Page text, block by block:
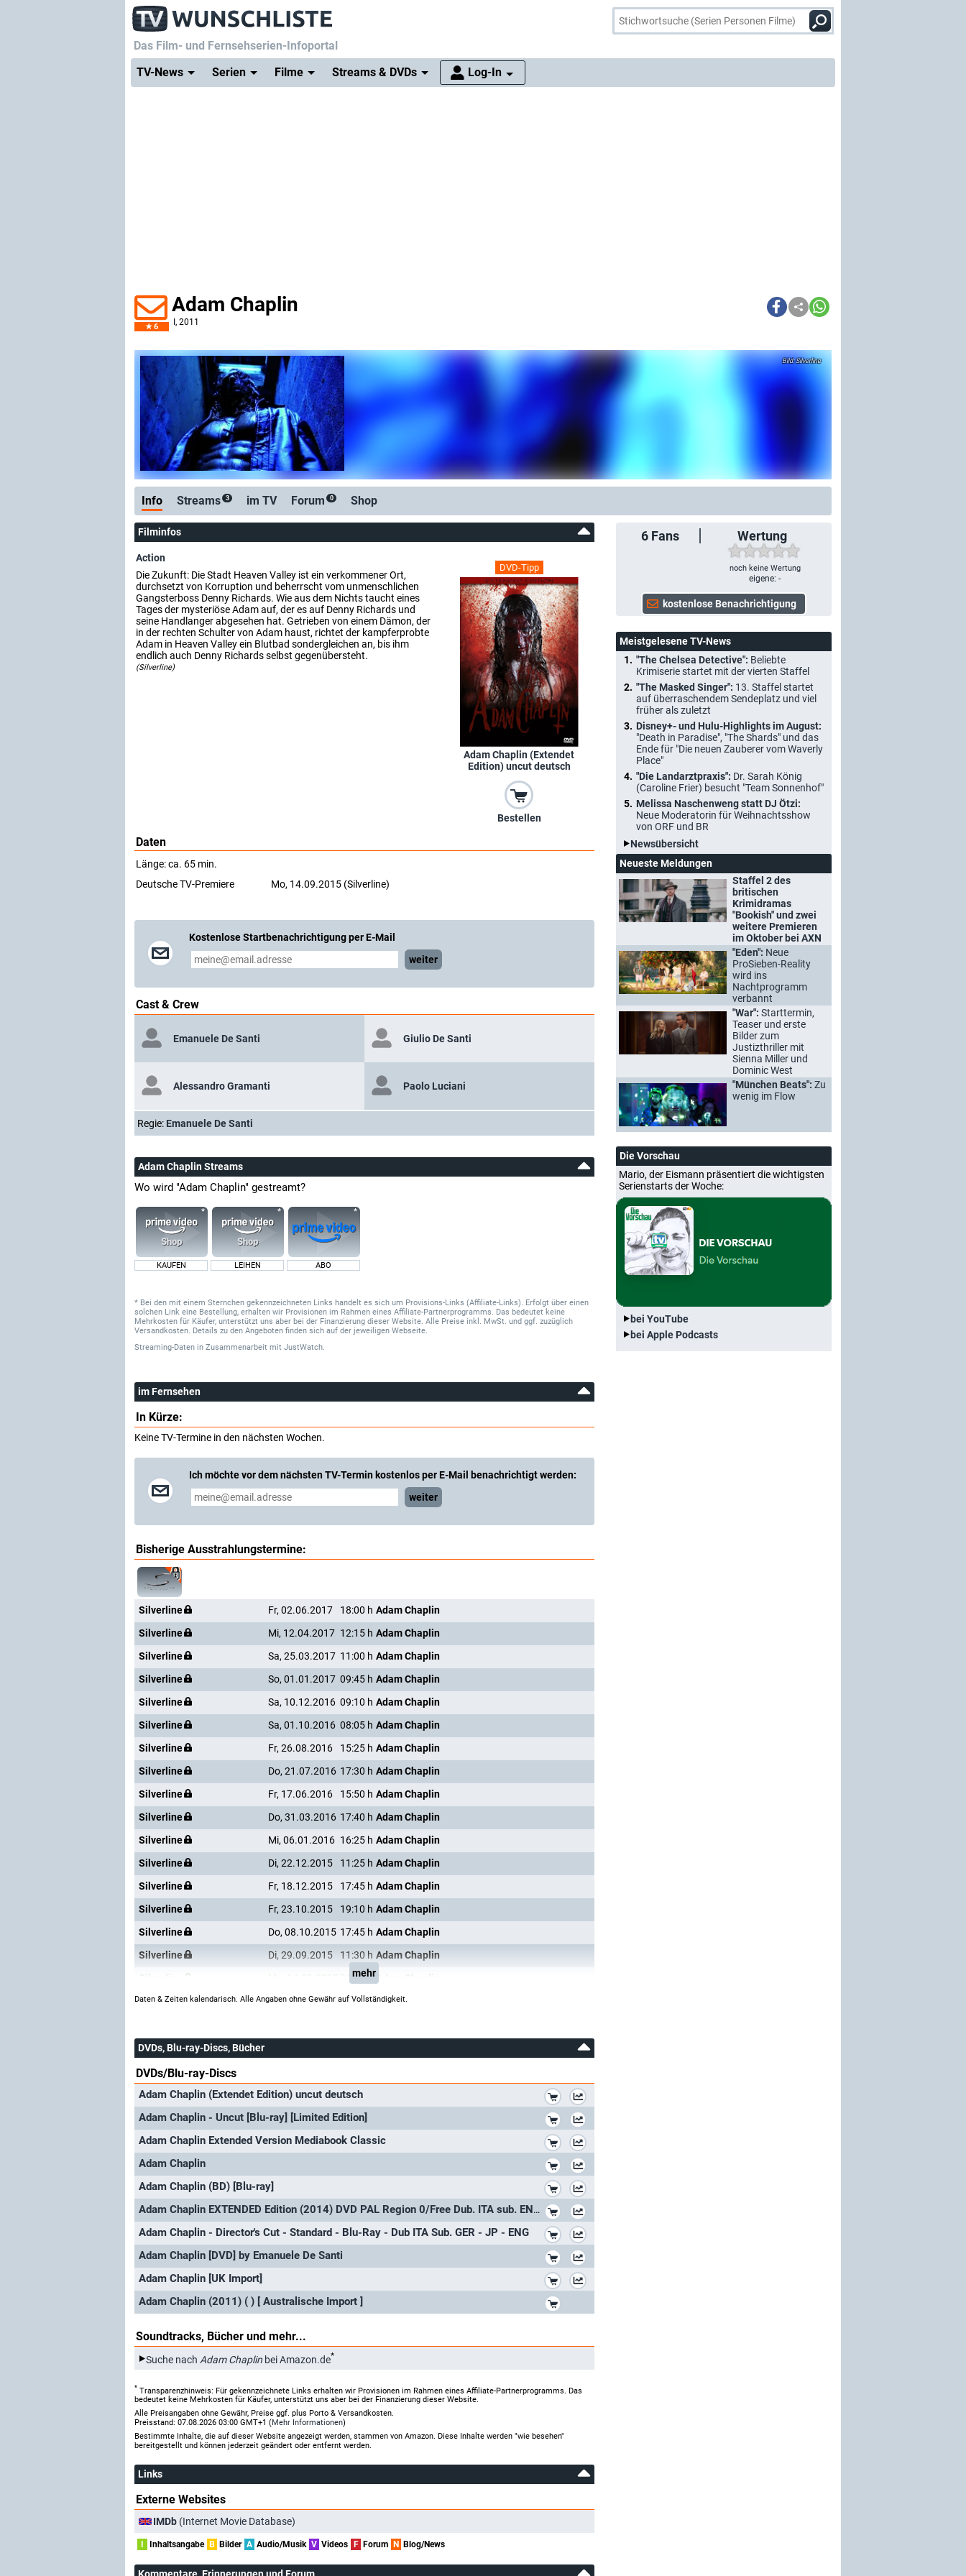
Das Film- und Fernsehserien-Infoportal
TV-News
Serien Filme Streams & DVDs Log-In
6
Adam Chaplin
, 2011
Silverline
Info Streams 3 im TV Forum 0 Shop
6 Fans Wertung
noch keine Wertung
eigene: -
Filminfos
DVD-Tipp
Adam Chaplin (Extendet
Edition) uncut deutsch
Bestellen
Action
Die Zukunft: Die Stadt Heaven Valley ist ein verkommener Ort,
durchsetzt von Korruption und beherrscht vom unmenschlichen
Gangsterboss Denny Richards. Wie aus dem Nichts taucht eines
Tages der mysteriöse Adam auf, der es auf Denny Richards und
seine Handlanger abgesehen hat. Getrieben von einem Dämon, der
in der rechten Schulter von Adam haust, richtet der kampferprobte
Adam in Heaven Valley ein Blutbad sondergleichen an, bis ihm
endlich auch Denny Richards selbst gegenübersteht.
(Silverline)
Daten
Länge: ca. 65 min.
Deutsche TV-Premiere
Mo, 14.09.2015 (Silverline)
Kostenlose Startbenachrichtigung per E-Mail
weiter
Cast & Crew
Emanuele De Santi Giulio De Santi
Alessandro Gramanti Paolo Luciani
Regie: Emanuele De Santi
Adam Chaplin Streams
Wo wird "Adam Chaplin" gestreamt?
KAUFEN LEIHEN ABO
* Bei den mit einem Sternchen gekennzeichneten Links handelt es sich um Provisions-Links (Affiliate-Links). Erfolgt über einen
solchen Link eine Bestellung, erhalten wir Provisionen im Rahmen eines Affiliate-Partnerprogramms. Das bedeutet keine
Mehrkosten für Käufer, unterstützt uns aber bei der Finanzierung dieser Website. Alle Preise inkl. MwSt. und ggf. zuzüglich
Versandkosten. Details zu den Angeboten finden sich auf der jeweiligen Webseite.
Streaming-Daten in Zusammenarbeit mit JustWatch.
im Fernsehen
In Kürze:
Keine TV-Termine in den nächsten Wochen.
Ich möchte vor dem nächsten TV-Termin kostenlos per E-Mail benachrichtigt werden:
weiter
Bisherige Ausstrahlungstermine:
Silverline Fr, 02.06.2017 18:00 h Adam Chaplin
Silverline
Mi, 12.04.2017 12:15 h Adam Chaplin
Silverline
Sa, 25.03.2017 11:00 h Adam Chaplin
Silverline
So, 01.01.2017 09:45 h Adam Chaplin
Silverline
Sa, 10.12.2016 09:10 h Adam Chaplin
Silverline
Sa, 01.10.2016 08:05 h Adam Chaplin
Silverline
Fr, 26.08.2016 15:25 h Adam Chaplin
Silverline
Do, 21.07.2016 17:30 h Adam Chaplin
Silverline
Fr, 17.06.2016 15:50 h Adam Chaplin
Silverline
Do, 31.03.2016 17:40 h Adam Chaplin
Silverline
Mi, 06.01.2016 16:25 h Adam Chaplin
Silverline
Di, 22.12.2015 11:25 h Adam Chaplin
Silverline
Fr, 18.12.2015 17:45 h Adam Chaplin
Silverline
Fr, 23.10.2015 19:10 h Adam Chaplin
Silverline
Do, 08.10.2015 17:45 h Adam Chaplin
Silverline
Di, 29.09.2015 11:30 h Adam Chaplin
06:35h
mehr
Daten & Zeiten kalendarisch. Alle Angaben ohne Gewähr auf Vollständigkeit.
DVDs, Blu-ray-Discs, Bücher
DVDs/Blu-ray-Discs
Adam Chaplin (Extendet Edition) uncut deutsch
Adam Chaplin - Uncut [Blu-ray] [Limited Edition]
Adam Chaplin Extended Version Mediabook Classic
Adam Chaplin
Adam Chaplin (BD) [Blu-ray]
Adam Chaplin EXTENDED Edition (2014) DVD PAL Region 0/Free Dub. ITA sub. ENG - GER - JAP
Adam Chaplin - Director's Cut - Standard - Blu-Ray - Dub ITA Sub. GER - JP - ENG
Adam Chaplin [DVD] by Emanuele De Santi
Adam Chaplin [UK Import]
Adam Chaplin (2011) ( ) [ Australische Import ]
Soundtracks, Bücher und mehr...
Suche nach Adam Chaplin bei Amazon.de*
* Transparenzhinweis: Für gekennzeichnete Links erhalten wir Provisionen im Rahmen eines Affiliate-Partnerprogramms. Das
bedeutet keine Mehrkosten für Käufer, unterstützt uns aber bei der Finanzierung dieser Website.
Alle Preisangaben ohne Gewähr, Preise ggf. plus Porto & Versandkosten.
Preisstand: 07.08.2026 03:00 GMT+1 (Mehr Informationen)
Bestimmte Inhalte, die auf dieser Website angezeigt werden, stammen von Amazon. Diese Inhalte werden "wie besehen"
bereitgestellt und können jederzeit geändert oder entfernt werden.
Links
Externe Websites
IMDb (Internet Movie Database)
Inhaltsangabe B Bilder A Audio/Musik V Videos F Forum N Blog/News
Meistgelesene TV-News
"The Chelsea Detective": Beliebte
Krimiserie startet mit der vierten Staffel
"The Masked Singer": 13. Staffel startet
auf überraschendem Sendeplatz und viel
früher als zuletzt
Disney+- und Hulu-Highlights im August:
"Death in Paradise", "The Shards" und das
Ende für "Die neuen Zauberer vom Waverly
Place"
"Die Landarztpraxis": Dr. Sarah König
(Caroline Frier) besucht "Team Sonnenhof"
Melissa Naschenweng statt DJ Ötzi:
Neue Moderatorin für Weihnachtsshow
von ORF und BR
Newsübersicht
Neueste Meldungen
Staffel 2 des
britischen
Krimidramas
"Bookish" und zwei
weitere Premieren
im Oktober bei AXN
"Eden": Neue
ProSieben-Reality
wird ins
Nachtprogramm
verbannt
"War": Starttermin,
Teaser und erste
Bilder zum
Justizthriller mit
Sienna Miller und
Dominic West
"München Beats": Zu
wenig im Flow
Die Vorschau
Mario, der Eismann präsentiert die wichtigsten
Serienstarts der Woche:
bei YouTube
bei Apple Podcasts